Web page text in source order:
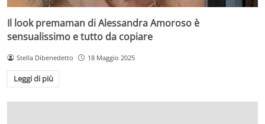
Il look premaman di Alessandra Amoroso è
sensualissimo e tutto da copiare
Stella Dibenedetto 18 Maggio 2025
Leggi di più